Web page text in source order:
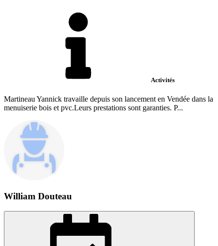
Activités
Martineau Yannick travaille depuis son lancement en Vendée dans la
menuiserie bois et pvc.Leurs prestations sont garanties. P...
William Douteau